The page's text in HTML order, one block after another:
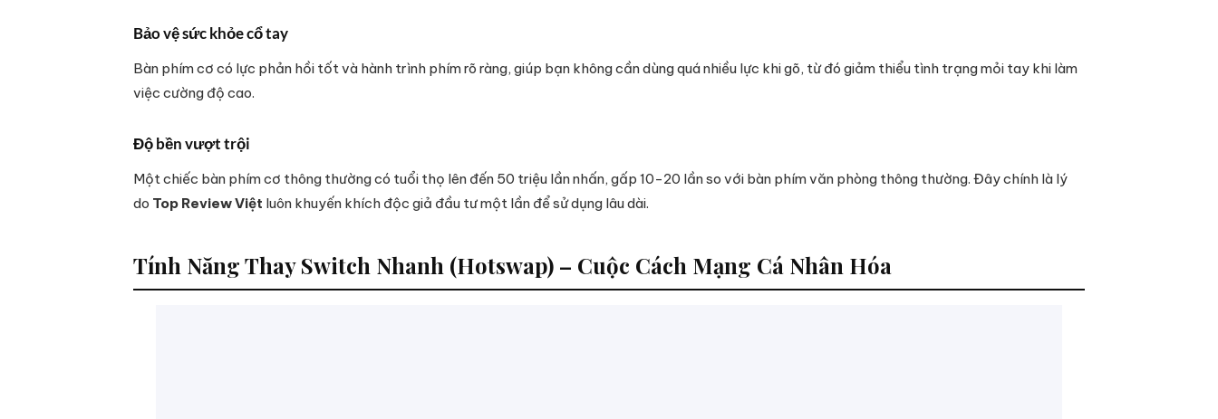
Bảo vệ sức khỏe cổ tay
Bàn phím cơ có lực phản hồi tốt và hành trình phím rõ ràng, giúp bạn không cần dùng quá nhiều lực khi gõ, từ đó giảm thiểu tình trạng mỏi tay khi làm
việc cường độ cao.
Độ bền vượt trội
Một chiếc bàn phím cơ thông thường có tuổi thọ lên đến 50 triệu lần nhấn, gấp 10-20 lần so với bàn phím văn phòng thông thường. Đây chính là lý
do Top Review Việt luôn khuyến khích độc giả đầu tư một lần để sử dụng lâu dài.
Tính Năng Thay Switch Nhanh (Hotswap) – Cuộc Cách Mạng Cá Nhân Hóa